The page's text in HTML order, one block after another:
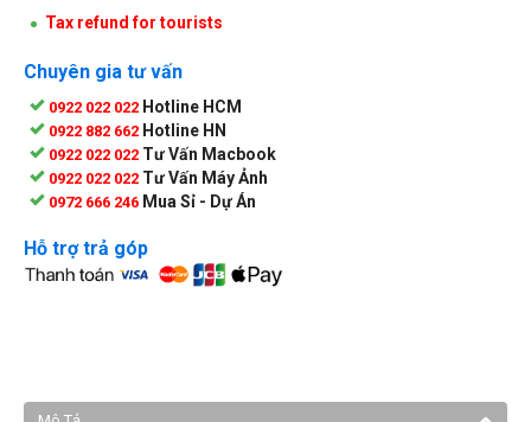
Tax refund for tourists
Chuyên gia tư vấn
0922 022 022 Hotline HCM
0922 882 662 Hotline HN
0922 022 022 Tư Vấn Macbook
0922 022 022 Tư Vấn Máy Ảnh
0972 666 246 Mua Sỉ - Dự Án
Hỗ trợ trả góp